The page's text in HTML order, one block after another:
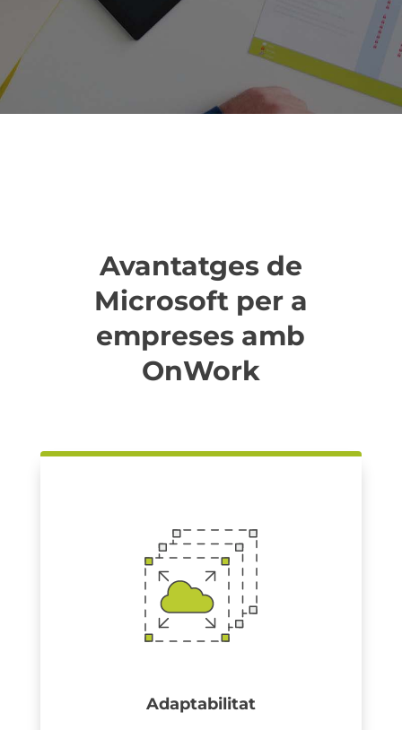
Avantatges de
Microsoft per a
empreses amb
OnWork
Adaptabilitat